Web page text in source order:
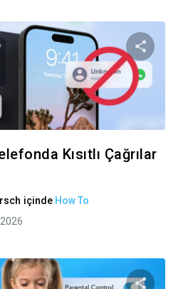
Bu
Kısıtlı Çağrılar
içinde How To